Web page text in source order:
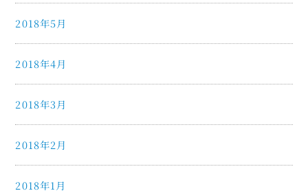
2018年5月
2018年4月
2018年3月
2018年2月
2018年1月